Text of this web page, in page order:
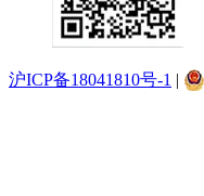
沪ICP备18041810号-1 |